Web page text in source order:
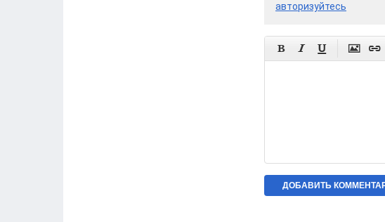
авторизуйтесь
    